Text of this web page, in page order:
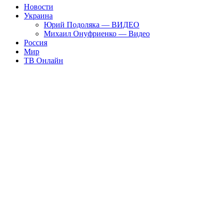
Новости
Украина
Юрий Подоляка — ВИДЕО
Михаил Онуфриенко — Видео
Россия
Мир
ТВ Онлайн